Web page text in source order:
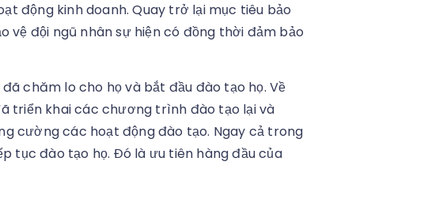
động kinh doanh. Quay trở lại mục tiêu bảo
vệ đội ngũ nhân sự hiện có đồng thời đảm bảo
chăm lo cho họ và bắt đầu đào tạo họ. Về
triển khai các chương trình đào tạo lại và
cường các hoạt động đào tạo. Ngay cả trong
tục đào tạo họ. Đó là ưu tiên hàng đầu của